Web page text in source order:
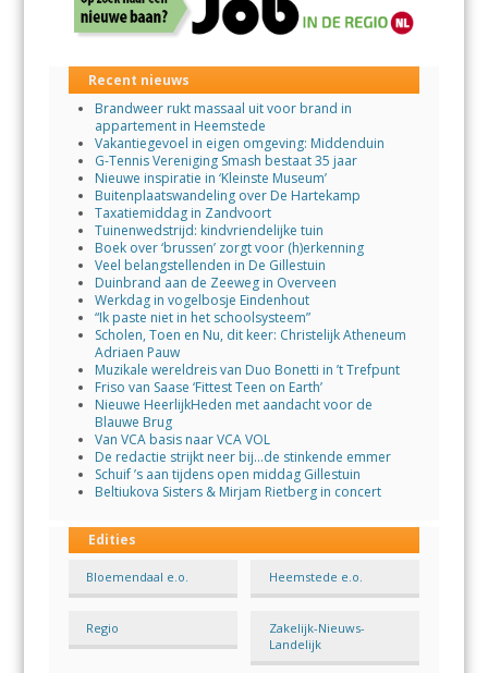
Recent nieuws
Brandweer rukt massaal uit voor brand in
appartement in Heemstede
Vakantiegevoel in eigen omgeving: Middenduin
G-Tennis Vereniging Smash bestaat 35 jaar
Nieuwe inspiratie in ‘Kleinste Museum’
Buitenplaatswandeling over De Hartekamp
Taxatiemiddag in Zandvoort
Tuinenwedstrijd: kindvriendelijke tuin
Boek over ‘brussen’ zorgt voor (h)erkenning
Veel belangstellenden in De Gillestuin
Duinbrand aan de Zeeweg in Overveen
Werkdag in vogelbosje Eindenhout
“Ik paste niet in het schoolsysteem”
Scholen, Toen en Nu, dit keer: Christelijk Atheneum
Adriaen Pauw
Muzikale wereldreis van Duo Bonetti in ’t Trefpunt
Friso van Saase ‘Fittest Teen on Earth’
Nieuwe HeerlijkHeden met aandacht voor de
Blauwe Brug
Van VCA basis naar VCA VOL
De redactie strijkt neer bij…de stinkende emmer
Schuif ’s aan tijdens open middag Gillestuin
Beltiukova Sisters & Mirjam Rietberg in concert
Edities
Bloemendaal e.o. Heemstede e.o.
Regio
Zakelijk-Nieuws-
Landelijk